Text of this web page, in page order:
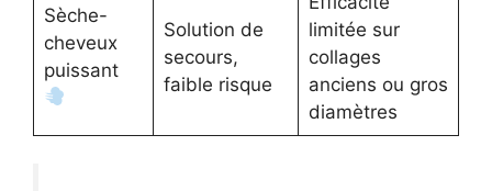
Sèche-
cheveux
puissant
Solution de
secours,
faible risque
limitée sur
collages
anciens ou gros
diamètres